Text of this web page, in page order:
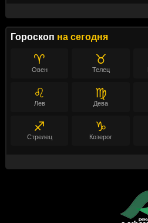
Гороскоп на сегодня
♈
Овен
♉
Телец
♌
Лев
♍
Дева
♐
Стрелец
♑
Козерог